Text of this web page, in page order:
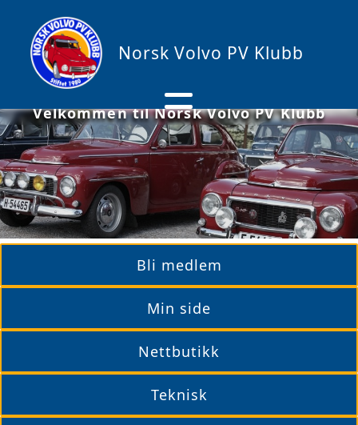
Norsk Volvo PV Klubb
Velkommen til Norsk Volvo PV Klubb
Bli medlem
Min side
Nettbutikk
Teknisk